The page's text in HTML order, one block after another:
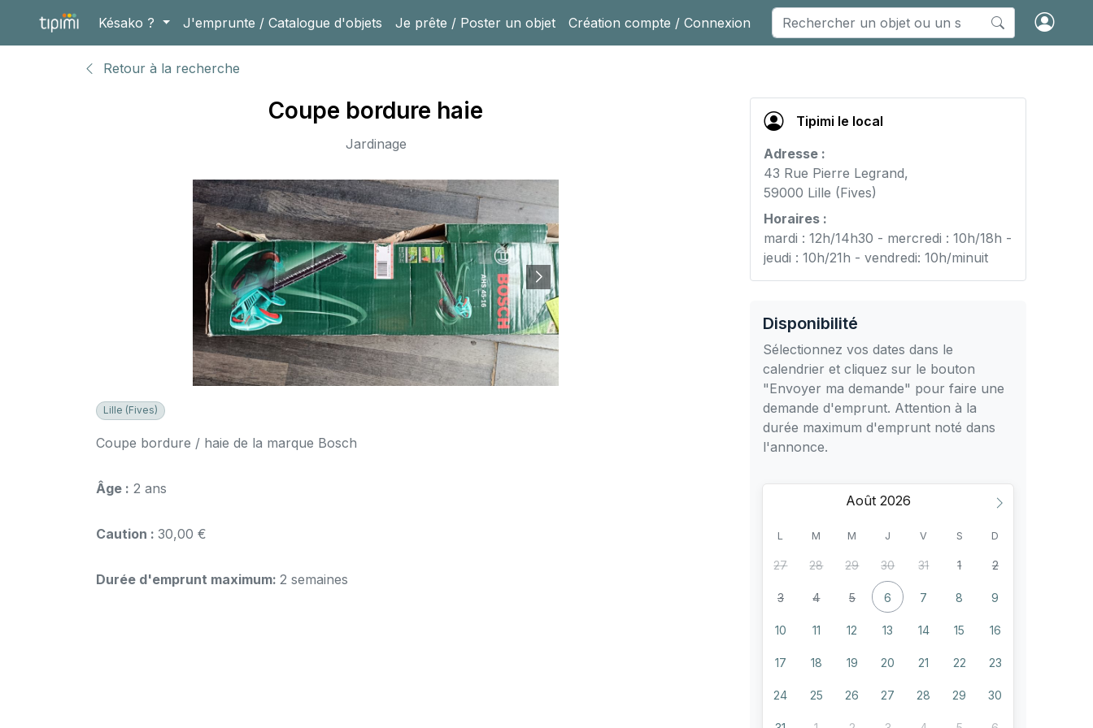
Késako ? J'emprunte / Catalogue d'objets Je prête / Poster un objet Création compte / Connexion
Retour à la recherche
Coupe bordure haie
Jardinage
Lille (Fives)
Coupe bordure / haie de la marque Bosch
Âge : 2 ans
Caution : 30,00 €
Durée d'emprunt maximum: 2 semaines
Tipimi le local
Adresse :
43 Rue Pierre Legrand,
59000 Lille (Fives)
Horaires :
mardi : 12h/14h30 - mercredi : 10h/18h -
jeudi : 10h/21h - vendredi: 10h/minuit
Disponibilité
Sélectionnez vos dates dans le
calendrier et cliquez sur le bouton
"Envoyer ma demande" pour faire une
demande d'emprunt. Attention à la
durée maximum d'emprunt noté dans
l'annonce.
Août
L M M J V S D
27 28 29 30 31 1 2
3 4 5 6 7 8 9
10 11 12 13 14 15 16
17 18 19 20 21 22 23
24 25 26 27 28 29 30